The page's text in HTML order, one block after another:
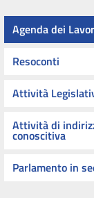
Agenda dei
Resoconti
Attività
Attività di
conoscitiva
Parlamento in